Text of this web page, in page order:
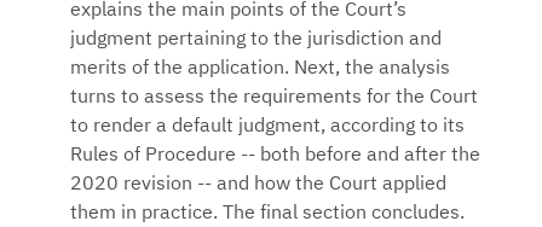
explains the main points of the Court’s
judgment pertaining to the jurisdiction and
merits of the application. Next, the analysis
turns to assess the requirements for the Court
to render a default judgment, according to its
Rules of Procedure -- both before and after the
2020 revision -- and how the Court applied
them in practice. The final section concludes.